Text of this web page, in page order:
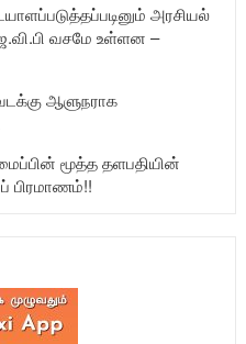
அரசியல்
வசமே உள்ளன –
ஆளுநராக
மூத்த தளபதியின்
பிரமாணம்!!